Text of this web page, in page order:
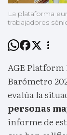
La plataforma
trabajadores
AGE Platform
Barómetro
evalúa la
personas
informe de